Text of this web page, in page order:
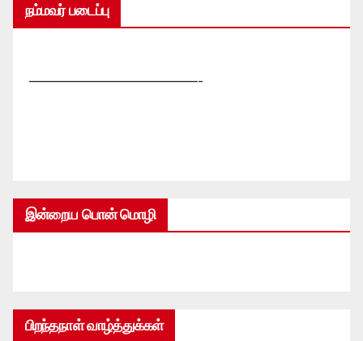
நம்மவர் படைப்பு
—————————————-
இன்றைய பொன் மொழி
பிறந்தநாள் வாழ்த்துக்கள்